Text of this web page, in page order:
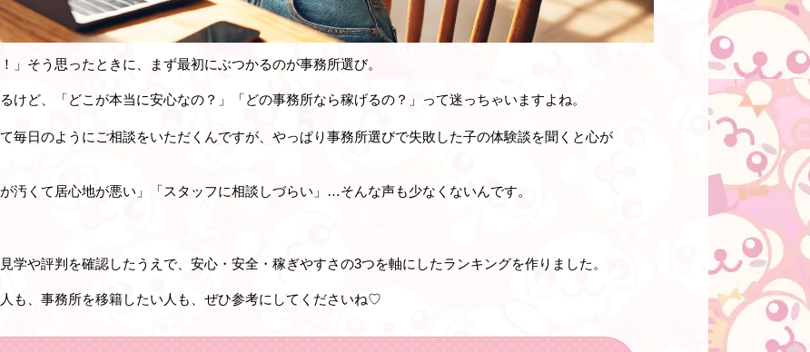
」そう思ったときに、まず最初にぶつかるのが事務所選び。
けど、「どこが本当に安心なの？」「どの事務所なら稼げるの？」って迷っちゃいますよね。
毎日のようにご相談をいただくんですが、やっぱり事務所選びで失敗した子の体験談を聞くと心が
汚くて居心地が悪い」「スタッフに相談しづらい」…そんな声も少なくないんです。
学や評判を確認したうえで、 安心・安全・稼ぎやすさの3つを軸にしたランキングを作りました。
も、事務所を移籍したい人も、ぜひ参考にしてくださいね♡